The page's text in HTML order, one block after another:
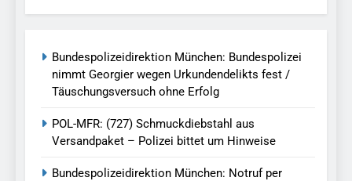
Bundespolizeidirektion München: Bundespolizei
nimmt Georgier wegen Urkundendelikts fest /
Täuschungsversuch ohne Erfolg
POL-MFR: (727) Schmuckdiebstahl aus
Versandpaket – Polizei bittet um Hinweise
Bundespolizeidirektion München: Notruf per